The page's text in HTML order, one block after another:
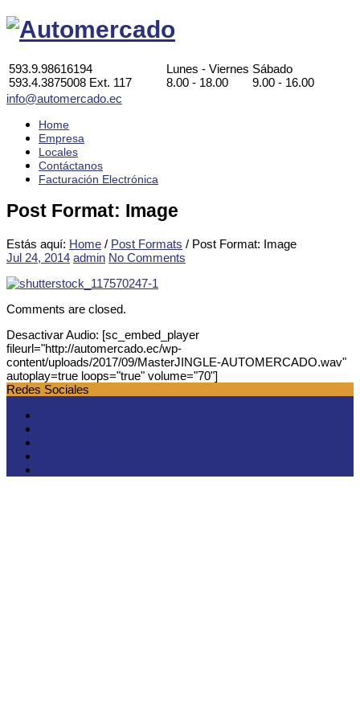
593.9.98616194
593.4.3875008 Ext. 117
Lunes - Viernes
8.00 - 18.00
Sábado
9.00 - 16.00
info@automercado.ec
Home
Empresa
Locales
Contáctanos
Facturación Electrónica
Post Format: Image
Estás aquí: Home / Post Formats / Post Format: Image
Jul 24, 2014 admin No Comments
Comments are closed.
Desactivar Audio: [sc_embed_player
fileurl="http://automercado.ec/wp-
content/uploads/2017/09/MasterJINGLE-AUTOMERCADO.wav"
autoplay=true loops="true" volume="70"]
Redes Sociales